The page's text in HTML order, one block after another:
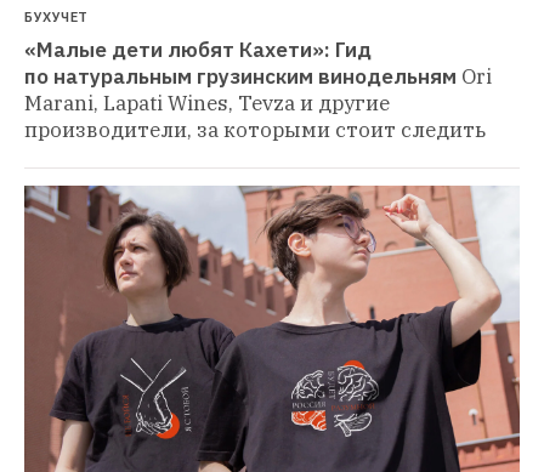
БУХУЧЕТ
«Малые дети любят Кахети»: Гид
по натуральным грузинским винодельням Ori
Marani, Lapati Wines, Tevza и другие
производители, за которыми стоит следить